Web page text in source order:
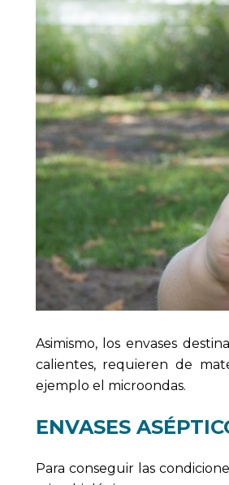
Asimismo, los envases
calientes, requieren de
ejemplo el microondas.
ENVASES
Para conseguir las